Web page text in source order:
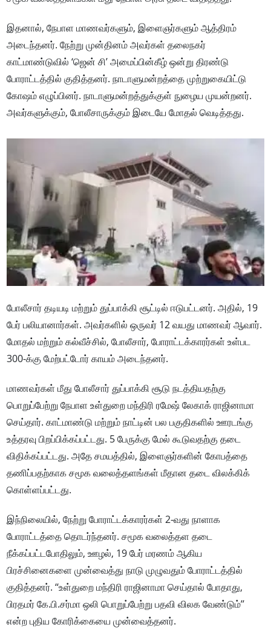
இதனால், நேபாள மாணவர்களும், இளைஞர்களும் ஆத்திரம்
அடைந்தனர். நேற்று முன்தினம் அவர்கள் தலைநகர்
காட்மாண்டுவில் ‘ஜென் சி’ அமைப்பின்கீழ் ஒன்று திரண்டு
போராட்டத்தில் குதித்தனர். நாடாளுமன்றத்தை முற்றுகையிட்டு
கோஷம் எழுப்பினர். நாடாளுமன்றத்துக்குள் நுழைய முயன்றனர்.
அவர்களுக்கும், போலீசாருக்கும் இடையே மோதல் வெடித்தது.
போலீசார் தடியடி மற்றும் துப்பாக்கி சூட்டில் ஈடுபட்டனர். அதில், 19
பேர் பலியானார்கள். அவர்களில் ஒருவர் 12 வயது மாணவர் ஆவார்.
மோதல் மற்றும் கல்வீச்சில், போலீசார், போராட்டக்காரர்கள் உள்பட
300-க்கு மேற்பட்டோர் காயம் அடைந்தனர்.
மாணவர்கள் மீது போலீசார் துப்பாக்கி சூடு நடத்தியதற்கு
பொறுப்பேற்று நேபாள உள்துறை மந்திரி ரமேஷ் லேகாக் ராஜினாமா
செய்தார். காட்மாண்டு மற்றும் நாட்டின் பல பகுதிகளில் ஊரடங்கு
உத்தரவு பிறப்பிக்கப்பட்டது. 5 பேருக்கு மேல் கூடுவதற்கு தடை
விதிக்கப்பட்டது. அதே சமயத்தில், இளைஞர்களின் கோபத்தை
தணிப்பதற்காக சமூக வலைத்தளங்கள் மீதான தடை விலக்கிக்
கொள்ளப்பட்டது.
இந்நிலையில், நேற்று போராட்டக்காரர்கள் 2-வது நாளாக
போராட்டத்தை தொடர்ந்தனர். சமூக வலைத்தள தடை
நீக்கப்பட்டபோதிலும், ஊழல், 19 பேர் மரணம் ஆகிய
பிரச்சினைகளை முன்வைத்து நாடு முழுவதும் போராட்டத்தில்
குதித்தனர். ‘‘உள்துறை மந்திரி ராஜினாமா செய்தால் போதாது,
பிரதமர் கே.பி.சர்மா ஒலி பொறுப்பேற்று பதவி விலக வேண்டும்’’
என்ற புதிய கோரிக்கையை முன்வைத்தனர்.